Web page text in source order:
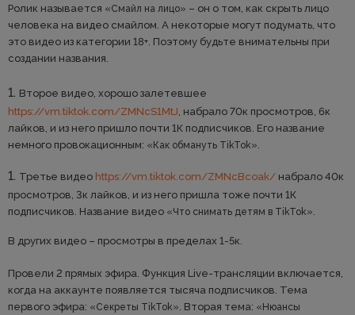
Ролик называется «Смайл на лицо» – он о том, как скрыть лицо
человека на видео смайлом. А некоторые могут подумать, что
это видео из категории 18+. Поэтому будьте внимательны при
создании названия.
Второе видео, хорошо залетевшее
https://vm.tiktok.com/ZMNcS1MtJ , набрало 70к просмотров, 6к
лайков, и из него пришло почти 1К подписчиков. Его название
немного провокационным: «Как обмануть TikTok»
Третье видео https://vm.tiktok.com/ZMNcBcoak/ набрало 40к
просмотров, 3к лайков, и из него пришла тоже почти 1К
подписчиков. Название видео «Что снимать детям в TikTok»
В других видео – просмотры в пределах 1-5к.
Провели 2 прямых эфира. Функция Live-трансляции включается,
когда на аккаунте появляется тысяча подписчиков. Тема
первого эфира: «Секреты TikTok» . Вторая тема: «Нюансы